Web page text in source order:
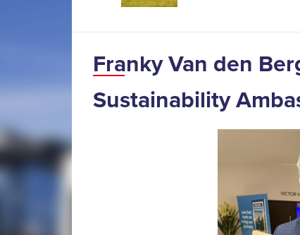
Franky Van den
Sustainability